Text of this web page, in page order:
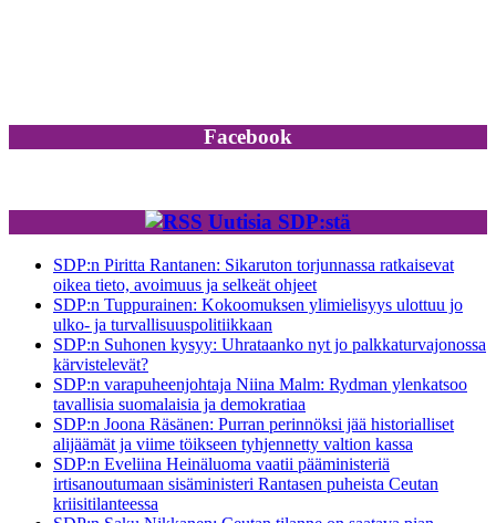
Facebook
Uutisia SDP:stä
SDP:n Piritta Rantanen: Sikaruton torjunnassa ratkaisevat
oikea tieto, avoimuus ja selkeät ohjeet
SDP:n Tuppurainen: Kokoomuksen ylimielisyys ulottuu jo
ulko- ja turvallisuuspolitiikkaan
SDP:n Suhonen kysyy: Uhrataanko nyt jo palkkaturvajonossa
kärvistelevät?
SDP:n varapuheenjohtaja Niina Malm: Rydman ylenkatsoo
tavallisia suomalaisia ja demokratiaa
SDP:n Joona Räsänen: Purran perinnöksi jää historialliset
alijäämät ja viime töikseen tyhjennetty valtion kassa
SDP:n Eveliina Heinäluoma vaatii pääministeriä
irtisanoutumaan sisäministeri Rantasen puheista Ceutan
kriisitilanteessa